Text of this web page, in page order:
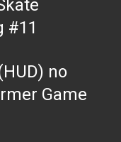
#11
no
Game